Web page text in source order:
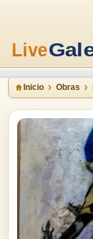
Inicio Obras